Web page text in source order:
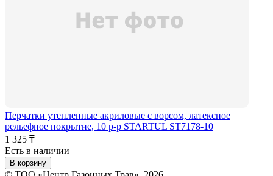
Перчатки утепленные акриловые с ворсом, латексное
рельефное покрытие, 10 р-р STARTUL ST7178-10
1 325 ₸
Есть в наличии
В корзину